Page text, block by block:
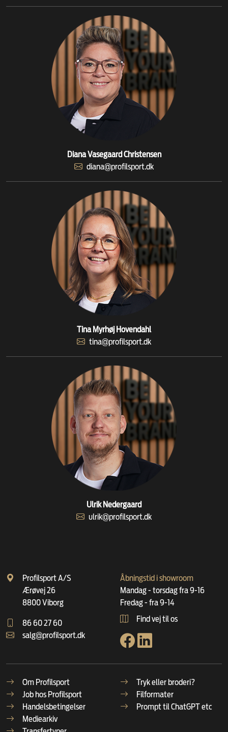
Diana Vasegaard Christensen
diana@profilsport.dk
Tina Myrhøj Hovendahl
tina@profilsport.dk
Ulrik Nedergaard
ulrik@profilsport.dk
Profilsport A/S
Ærøvej 26
8800 Viborg
86 60 27 60
salg@profilsport.dk
Åbningstid i showroom
Mandag - torsdag fra 9-16
Fredag - fra 9-14
Find vej til os
Om Profilsport
Job hos Profilsport
Handelsbetingelser
Mediearkiv
Tryk eller broderi?
Filformater
Prompt til ChatGPT etc